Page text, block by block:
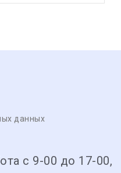
данных
с 9-00 до 17-00,